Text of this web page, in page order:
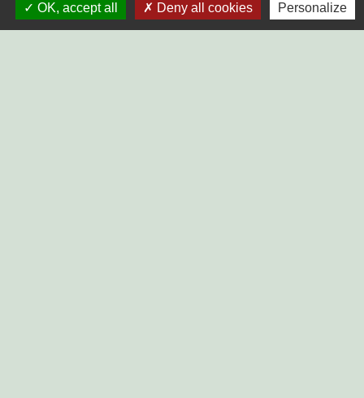
OK, accept all
Deny all cookies Personalize